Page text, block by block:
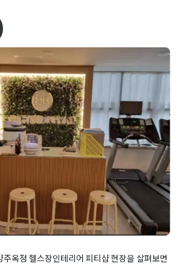
옥정 헬스장인테리어 피티샵 현장을 살펴보면